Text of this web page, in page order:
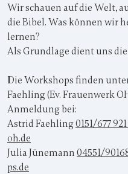
Wir schauen auf die Welt,
die Bibel. Was können wir
lernen?
Als Grundlage dient uns
Die Workshops finden
Faehling (Ev. Frauenwerk
Anmeldung bei:
Astrid Faehling0151/677
oh.de
Julia Jünemann 04551/
ps.de